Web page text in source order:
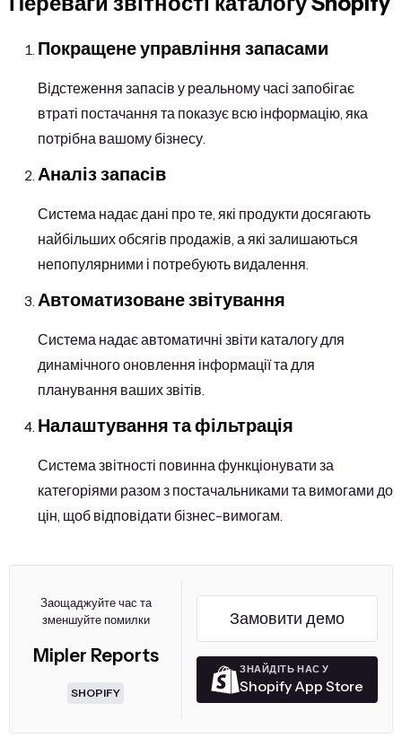
Покращене управління запасами
Відстеження запасів у реальному часі запобігає
втраті постачання та показує всю інформацію, яка
потрібна вашому бізнесу.
Аналіз запасів
Система надає дані про те, які продукти досягають
найбільших обсягів продажів, а які залишаються
непопулярними і потребують видалення.
Автоматизоване звітування
Система надає автоматичні звіти каталогу для
динамічного оновлення інформації та для
планування ваших звітів.
Налаштування та фільтрація
Система звітності повинна функціонувати за
категоріями разом з постачальниками та вимогами до
цін, щоб відповідати бізнес-вимогам.
Заощаджуйте час та
зменшуйте помилки
Mipler Reports
SHOPIFY
Замовити демо
ЗНАЙДІТЬ НАС У
Shopify App Store